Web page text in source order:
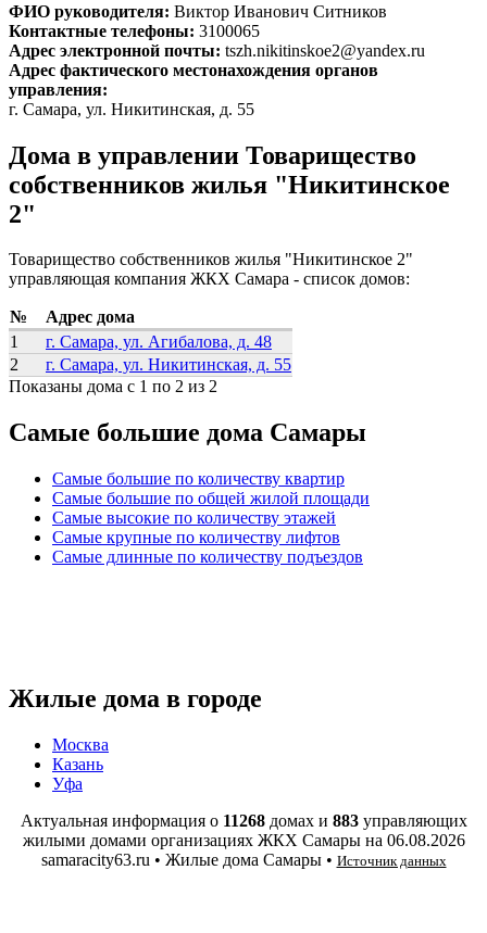
ФИО руководителя: Виктор Иванович Ситников
Контактные телефоны: 3100065
Адрес электронной почты: tszh.nikitinskoe2@yandex.ru
Адрес фактического местонахождения органов
управления:
г. Самара, ул. Никитинская, д. 55
Дома в управлении Товарищество
собственников жилья "Никитинское
2"
Товарищество собственников жилья "Никитинское 2"
управляющая компания ЖКХ Самара - список домов:
№
Адрес дома
1
г. Самара, ул. Агибалова, д. 48
2
г. Самара, ул. Никитинская, д. 55
Показаны дома с 1 по 2 из 2
Самые большие дома Самары
Самые большие по количеству квартир
Самые большие по общей жилой площади
Самые высокие по количеству этажей
Самые крупные по количеству лифтов
Самые длинные по количеству подъездов
Жилые дома в городе
Москва
Казань
Уфа
Актуальная информация о 11268 домах и 883 управляющих
жилыми домами организациях ЖКХ Самары на 06.08.2026
samaracity63.ru • Жилые дома Самары • Источник данных